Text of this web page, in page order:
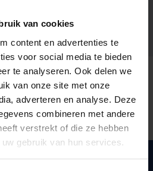
van cookies
content en advertenties te
voor social media te bieden
te analyseren. Ook delen we
van onze site met onze
adverteren en analyse. Deze
combineren met andere
verstrekt of die ze hebben
gebruik van hun services.